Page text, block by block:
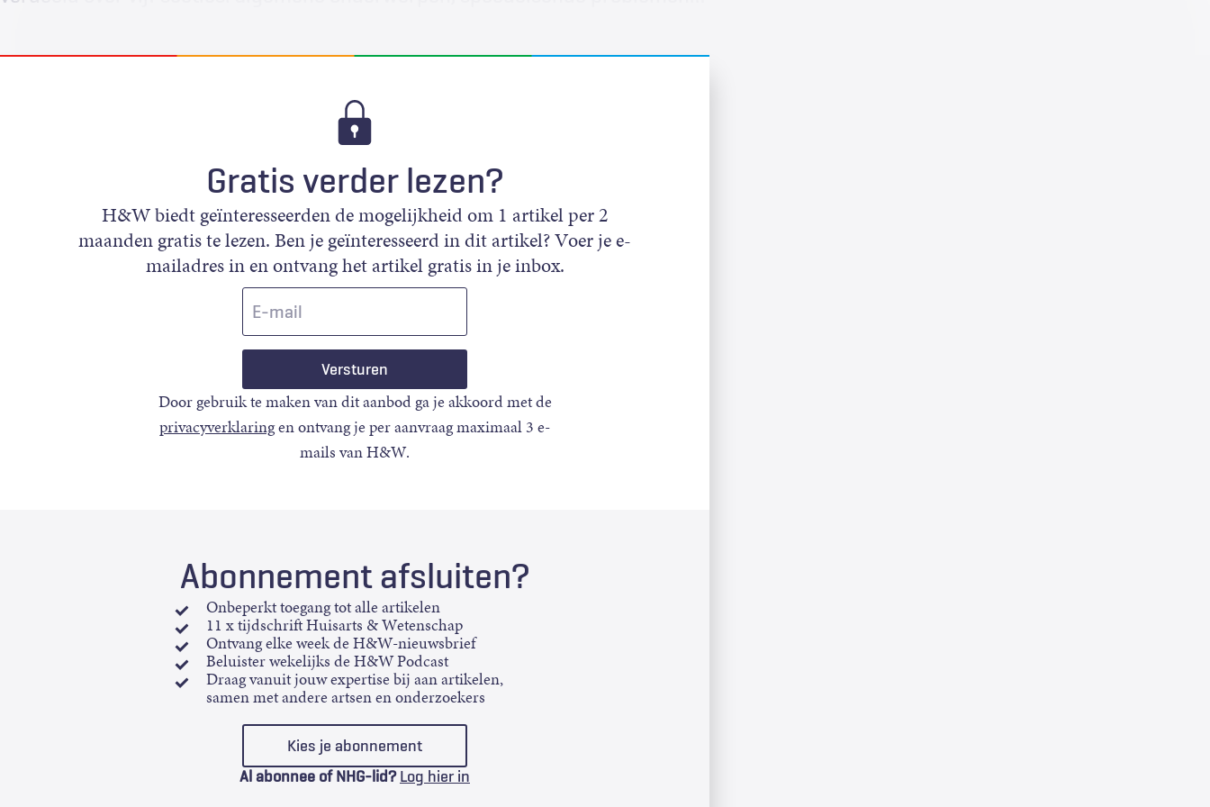
Gratis verder lezen?
H&W biedt geïnteresseerden de mogelijkheid om 1 artikel per 2
maanden gratis te lezen. Ben je geïnteresseerd in dit artikel? Voer je e-
mailadres in en ontvang het artikel gratis in je inbox.
Door gebruik te maken van dit aanbod ga je akkoord met de
privacyverklaringen ontvang je per aanvraag maximaal 3 e-
mails van H&W.
Abonnement afsluiten?
Onbeperkt toegang tot alle artikelen
11 x tijdschrift Huisarts & Wetenschap
Ontvang elke week de H&W-nieuwsbrief
Beluister wekelijks de H&W Podcast
Draag vanuit jouw expertise bij aan artikelen,
samen met andere artsen en onderzoekers
Kies je abonnement
Al abonnee of NHG-lid? Log hier in